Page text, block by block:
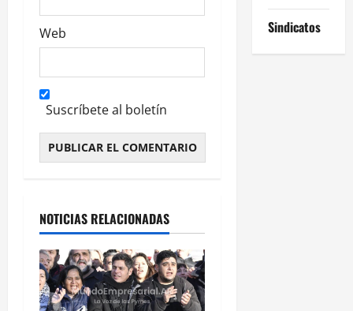
Web
Suscríbete al boletín
NOTICIAS RELACIONADAS
Sindicatos